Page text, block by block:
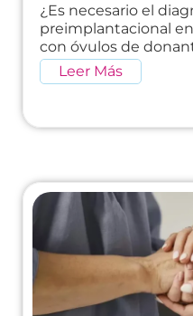
¿Es necesario el
preimplantacional
con óvulos de
Leer Más